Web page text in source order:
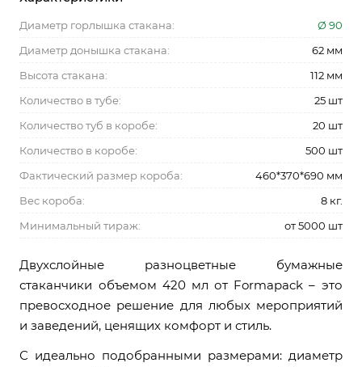
Диаметр горлышка стакана:
Ø 90
Диаметр донышка стакана:
62 мм
Высота стакана:
112 мм
Количество в тубе:
25 шт
Количество туб в коробе:
20 шт
Количество в коробе:
500 шт
Фактический размер короба:
460*370*690 мм
Вес короба:
8 кг.
Минимальный тираж:
от 5000 шт
Двухслойные разноцветные бумажные
стаканчики объемом 420 мл от Formapack – это
превосходное решение для любых мероприятий
и заведений, ценящих комфорт и стиль.
С идеально подобранными размерами: диаметр